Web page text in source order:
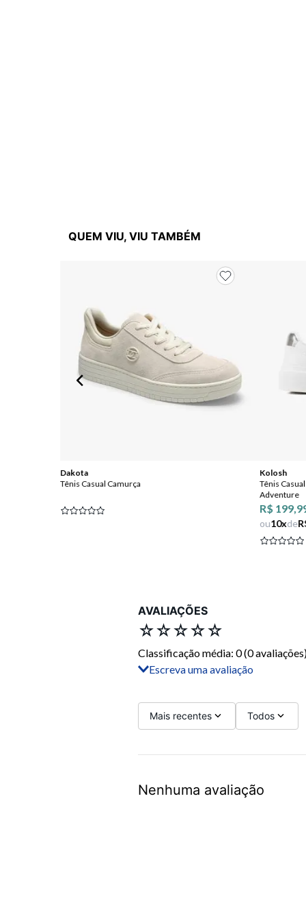
QUEM VIU, VIU TAMBÉM
Dakota
Tênis Casual Camurça
Kolosh
Tênis
Adventure
R$
ou10xde
AVALIAÇÕES
☆☆☆☆☆
Classificação média: 0(0
Escreva uma avaliação
Título
Avalie o produto de 1 a 5 estrelas
Seu nome
Mais recentes Todos
Nenhuma avaliação